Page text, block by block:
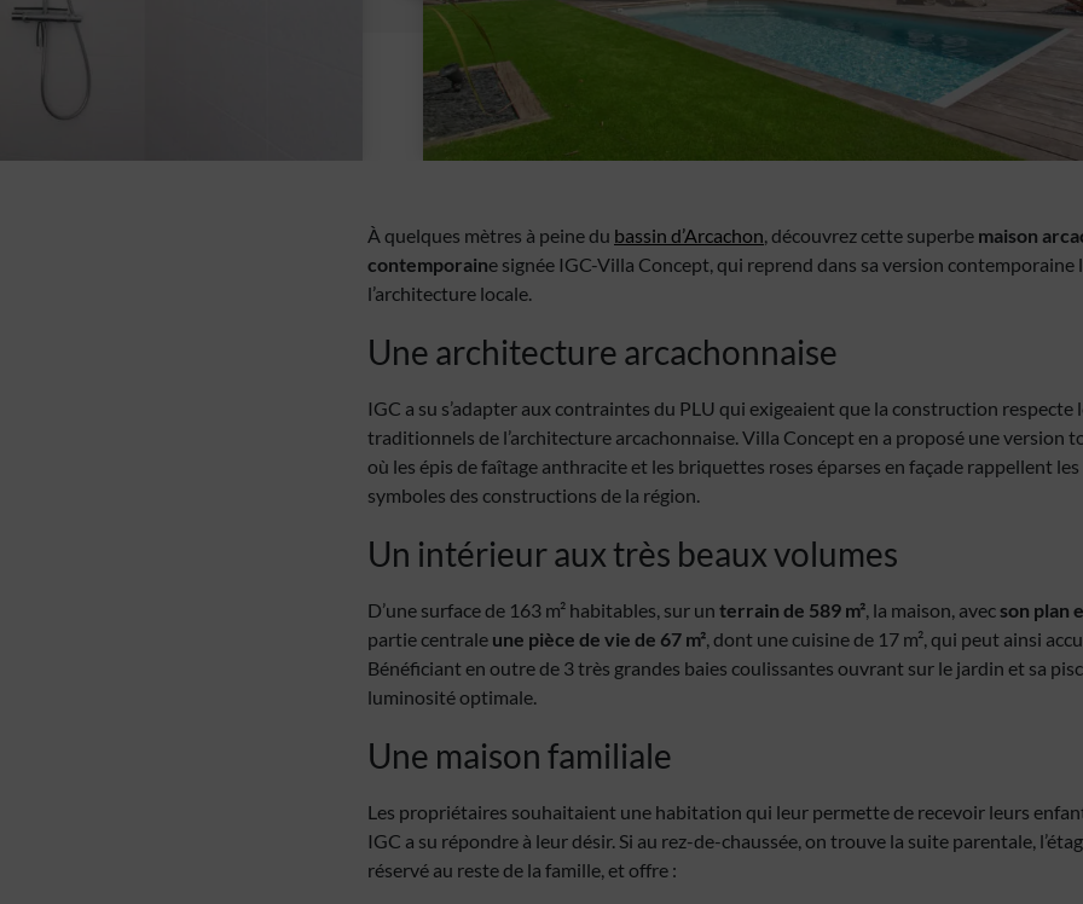
À quelques mètres à peine du bassin d’Arcachon, découvrez cette superbe maison
contemporaine signée IGC-Villa Concept, qui reprend dans sa version contemporaine
l’architecture locale.
Une architecture arcachonnaise
IGC a su s’adapter aux contraintes du PLU qui exigeaient que la construction respecte
traditionnels de l’architecture arcachonnaise. Villa Concept en a proposé une version
où les épis de faîtage anthracite et les briquettes roses éparses en façade rappellent
symboles des constructions de la région.
Un intérieur aux très beaux volumes
D’une surface de 163 m² habitables, sur un terrain de 589 m², la maison, avecson plan
partie centrale une pièce de vie de 67 m², dont une cuisine de 17 m², qui peut ainsi
Bénéficiant en outre de 3 très grandes baies coulissantes ouvrant sur le jardin et sa
luminosité optimale.
Une maison familiale
Les propriétaires souhaitaient une habitation qui leur permette de recevoir leurs
IGC a su répondre à leur désir. Si au rez-de-chaussée, on trouve la suite parentale,
réservé au reste de la famille, et offre :